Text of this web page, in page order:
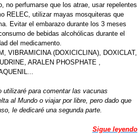
no perfumarse que los atrae, usar repelentes
RELEC, utilizar mayas mosquiteras que
Evitar el embarazo durante los 3 meses
de bebidas alcohólicas durante el
del medicamento.
VIBRAMICINA (DOXICICLINA), DOXICLAT,
ARALEN PHOSPHATE ,
utilizaré para comentar las vacunas
al Mundo o viajar por libre, pero dado que
le dedicaré una segunda parte.
Sigue leyendo